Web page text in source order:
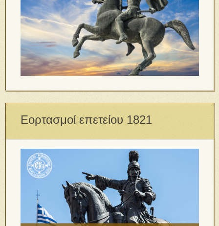
Εορτασμοί επετείου 1821